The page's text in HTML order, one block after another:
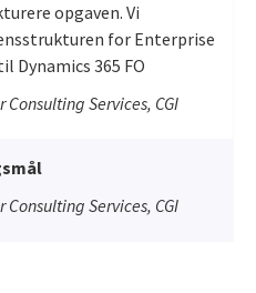
opgaven. Vi
for Enterprise
Dynamics 365 FO
Services, CGI
Services, CGI